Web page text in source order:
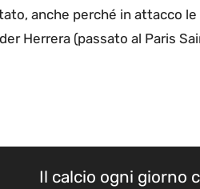
anche perché in attacco le
Herrera (passato al Paris
Il calcio ogni giorno